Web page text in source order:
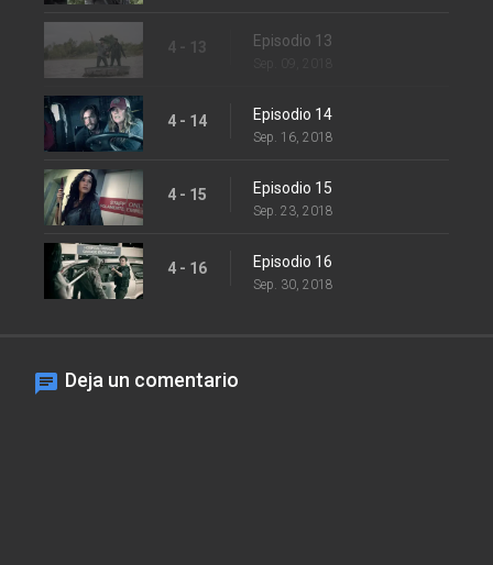
4 - 13 Episodio 13
4 - 14 Episodio 14
Sep. 16, 2018
4 - 15 Episodio 15
Sep. 23, 2018
4 - 16 Episodio 16
Sep. 30, 2018
Deja un comentario